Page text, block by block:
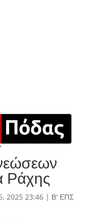
Ράχης
2025 23:46| Β' ΕΠΣ